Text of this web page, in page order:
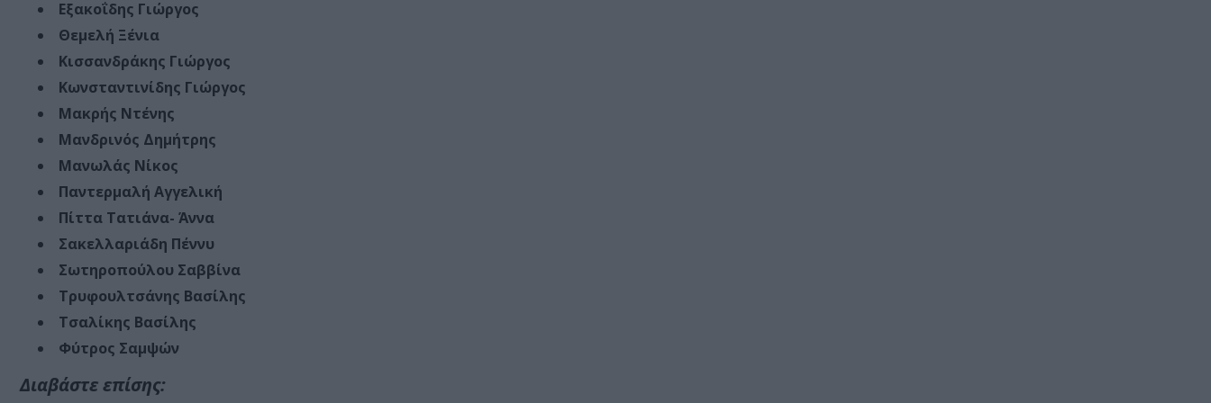
Εξακοΐδης Γιώργος
Θεμελή Ξένια
Κισσανδράκης Γιώργος
Κωνσταντινίδης Γιώργος
Μακρής Ντένης
Μανδρινός Δημήτρης
Μανωλάς Νίκος
Παντερμαλή Αγγελική
Πίττα Τατιάνα- Άννα
Σακελλαριάδη Πέννυ
Σωτηροπούλου Σαββίνα
Τρυφουλτσάνης Βασίλης
Τσαλίκης Βασίλης
Φύτρος Σαμψών
Διαβάστε επίσης: